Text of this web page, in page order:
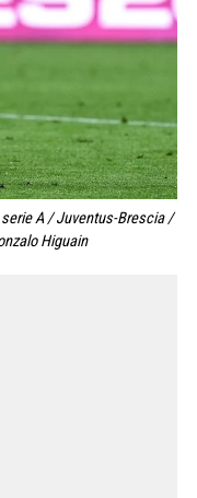
A / Juventus-Brescia /
Higuain